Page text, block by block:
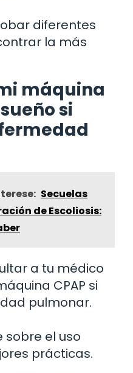
diferentes
la más
máquina
si
Secuelas
de Escoliosis:
a tu médico
CPAP si
pulmonar.
sobre el uso
prácticas.